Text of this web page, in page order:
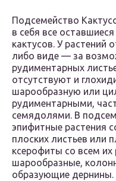
Подсемейство
в себя все
кактусов. У растений
либо виде — за
рудиментарных
отсутствуют и
шарообразную или
рудиментарными,
семядолями. В
эпифитные растения
плоских листьев или
ксерофиты со всем
шарообразные,
образующие дернины.